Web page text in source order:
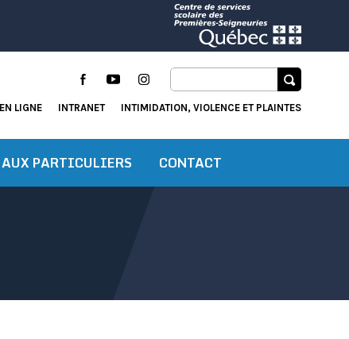
PARTICULIERS CONTACT
LIGNE INTRANET INTIMIDATION, VIOLENCE ET PLAINTES
FacebookYouTubeInstagram